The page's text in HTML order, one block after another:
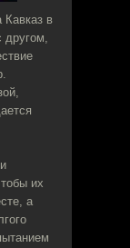
Кавказ в
другом,
их
а